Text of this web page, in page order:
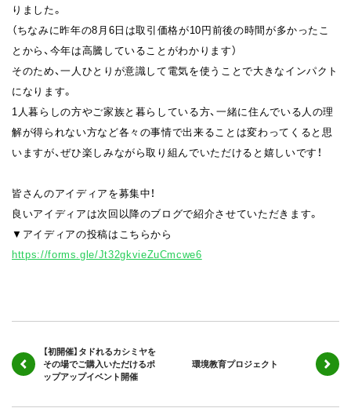
りました。
（ちなみに昨年の8月6日は取引価格が10円前後の時間が多かったこ
とから、今年は高騰していることがわかります）
そのため、一人ひとりが意識して電気を使うことで大きなインパクト
になります。
1人暮らしの方やご家族と暮らしている方、一緒に住んでいる人の理
解が得られない方など各々の事情で出来ることは変わってくると思
いますが、ぜひ楽しみながら取り組んでいただけると嬉しいです！
皆さんのアイディアを募集中！
良いアイディアは次回以降のブログで紹介させていただきます。
▼アイディアの投稿はこちらから
https://forms.gle/Jt32gkvieZuCmcwe6
【初開催】タドれるカシミヤを
その場でご購入いただけるポ
ップアップイベント開催
環境教育プロジェクト